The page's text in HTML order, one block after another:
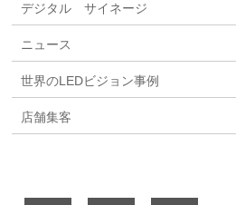
デジタル サイネージ
ニュース
世界のLEDビジョン事例
店舗集客